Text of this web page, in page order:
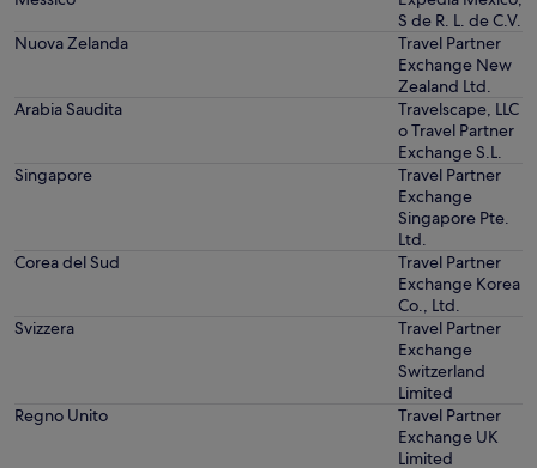
S de R. L. de C.V.
Nuova Zelanda
Travel Partner
Exchange New
Zealand Ltd.
Arabia Saudita
Travelscape, LLC
o Travel Partner
Exchange S.L.
Singapore
Travel Partner
Exchange
Singapore Pte.
Ltd.
Corea del Sud
Travel Partner
Exchange Korea
Co., Ltd.
Svizzera
Travel Partner
Exchange
Switzerland
Limited
Regno Unito
Travel Partner
Exchange UK
Limited